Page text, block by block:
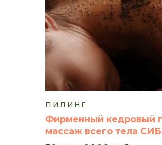
ПИЛИНГ
Фирменный кедровый
массаж всего тела